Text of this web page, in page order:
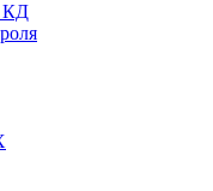
КД